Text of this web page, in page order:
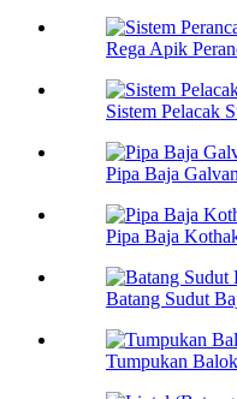
Rega Apik
Sistem Pelacak
Pipa Baja
Pipa Baja
Batang Sudut
Tumpukan